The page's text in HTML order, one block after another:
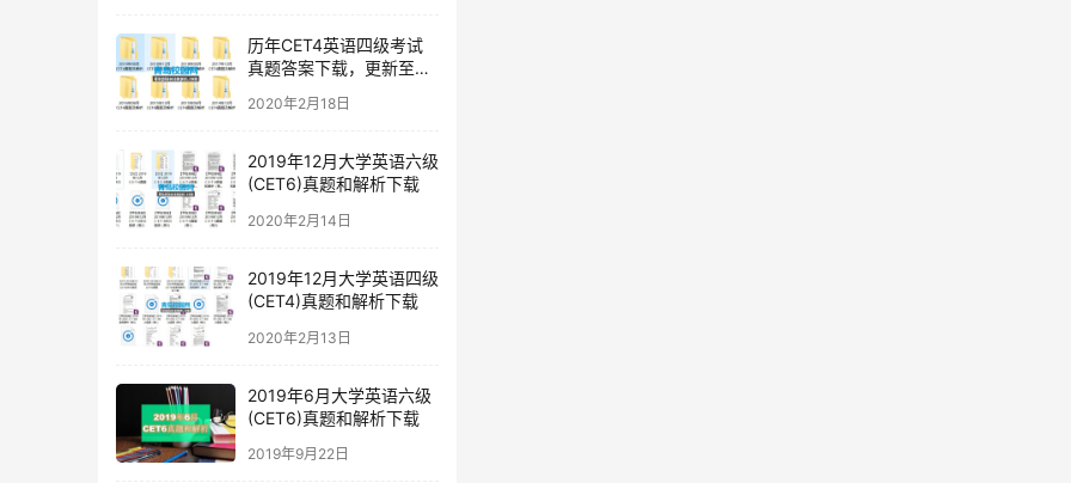
历年CET4英语四级考试
真题答案下载，更新至
2020年2月18日
2019年12月大学英语六级
(CET6)真题和解析下载
2020年2月14日
2019年12月大学英语四级
(CET4)真题和解析下载
2020年2月13日
2019年6月大学英语六级
(CET6)真题和解析下载
2019年9月22日